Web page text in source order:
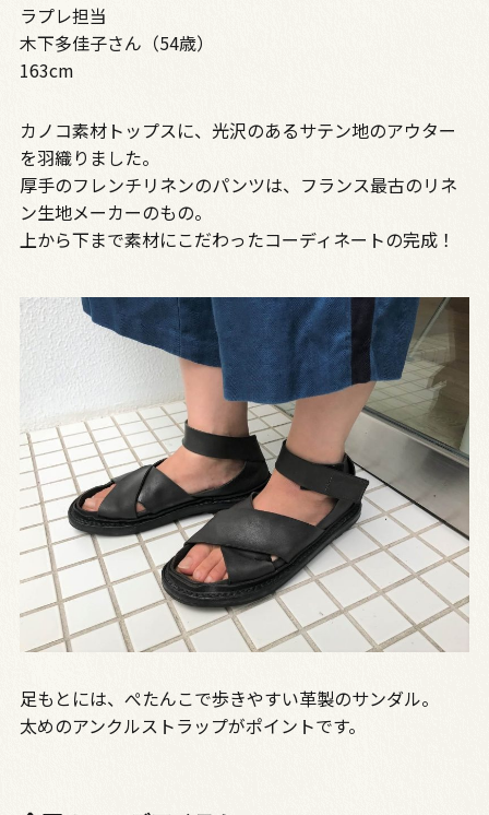
ラプレ担当
木下多佳子さん（54歳）
163cm
カノコ素材トップスに、光沢のあるサテン地のアウター
を羽織りました。
厚手のフレンチリネンのパンツは、フランス最古のリネ
ン生地メーカーのもの。
上から下まで素材にこだわったコーディネートの完成！
足もとには、ぺたんこで歩きやすい革製のサンダル。
太めのアンクルストラップがポイントです。